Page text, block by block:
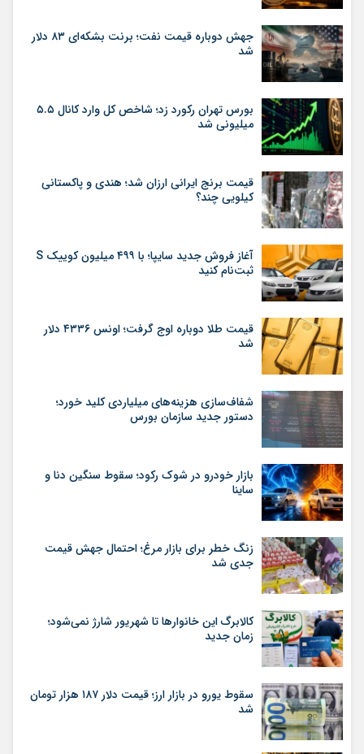
جهش دوباره قیمت نفت؛ برنت بشکه‌ای ۸۳ دلار
شد
بورس تهران رکورد زد؛ شاخص کل وارد کانال ۵.۵
میلیونی شد
قیمت برنج ایرانی ارزان شد؛ هندی و پاکستانی
کیلویی چند؟
آغاز فروش جدید سایپا؛ با ۴۹۹ میلیون کوییک S
ثبت‌نام کنید
قیمت طلا دوباره اوج گرفت؛ اونس ۴۳۳۶ دلار
شد
شفاف‌سازی هزینه‌های میلیاردی کلید خورد؛
دستور جدید سازمان بورس
بازار خودرو در شوک رکود؛ سقوط سنگین دنا و
ساینا
زنگ خطر برای بازار مرغ؛ احتمال جهش قیمت
جدی شد
کالابرگ این خانوارها تا شهریور شارژ نمی‌شود؛
زمان جدید
سقوط یورو در بازار ارز؛ قیمت دلار ۱۸۷ هزار تومان
شد